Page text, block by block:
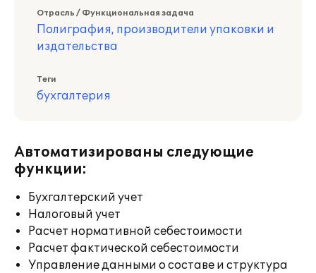
Отрасль / Функциональная задача
Полиграфия, производители упаковки и
издательства
Теги
бухгалтерия
Автоматизированы следующие
функции:
Бухгалтерский учет
Налоговый учет
Расчет нормативной себестоимости
Расчет фактической себестоимости
Управление данными о составе и структура